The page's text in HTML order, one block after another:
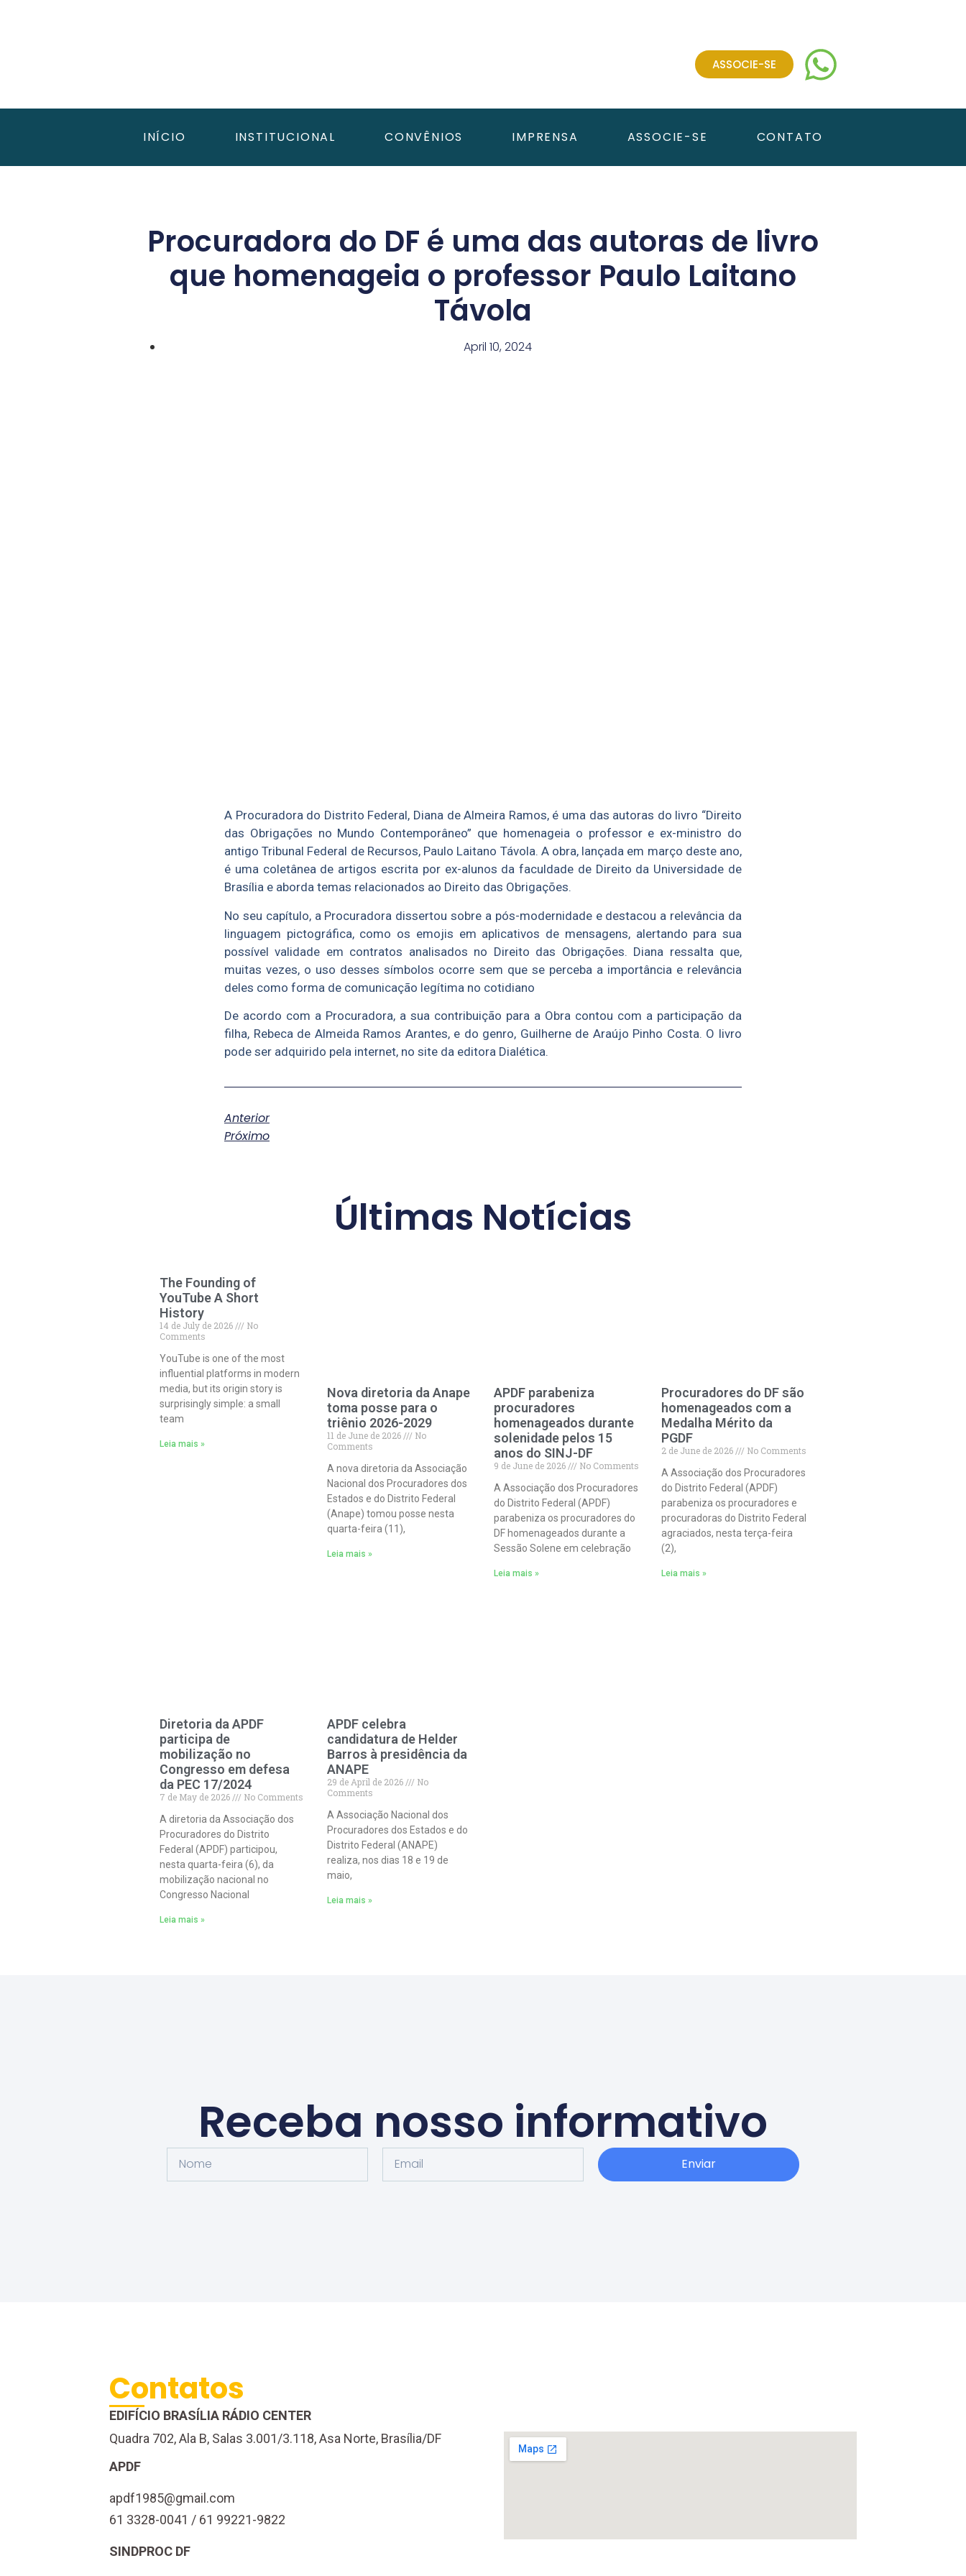
ASSOCIE-SE
INÍCIO INSTITUCIONAL CONVÊNIOS IMPRENSA ASSOCIE-SE CONTATO
Procuradora do DF é uma das autoras de livro
que homenageia o professor Paulo Laitano
Távola
April 10, 2024
A Procuradora do Distrito Federal, Diana de Almeira Ramos, é uma das autoras do livro “Direito
das Obrigações no Mundo Contemporâneo” que homenageia o professor e ex-ministro do
antigo Tribunal Federal de Recursos, Paulo Laitano Távola. A obra, lançada em março deste ano,
é uma coletânea de artigos escrita por ex-alunos da faculdade de Direito da Universidade de
Brasília e aborda temas relacionados ao Direito das Obrigações.
No seu capítulo, a Procuradora dissertou sobre a pós-modernidade e destacou a relevância da
linguagem pictográfica, como os emojis em aplicativos de mensagens, alertando para sua
possível validade em contratos analisados no Direito das Obrigações. Diana ressalta que,
muitas vezes, o uso desses símbolos ocorre sem que se perceba a importância e relevância
deles como forma de comunicação legítima no cotidiano
De acordo com a Procuradora, a sua contribuição para a Obra contou com a participação da
filha, Rebeca de Almeida Ramos Arantes, e do genro, Guilherne de Araújo Pinho Costa. O livro
pode ser adquirido pela internet, no site da editora Dialética.
Anterior
Próximo
Últimas Notícias
The Founding of
YouTube A Short
History
14 de July de 2026
No
Comments
YouTube is one of the most
influential platforms in modern
media, but its origin story is
surprisingly simple: a small
team
Leia mais »
Nova diretoria da Anape
toma posse para o
triênio 2026-2029
11 de June de 2026
No
Comments
A nova diretoria da Associação
Nacional dos Procuradores dos
Estados e do Distrito Federal
(Anape) tomou posse nesta
quarta-feira (11),
Leia mais »
APDF parabeniza
procuradores
homenageados durante
solenidade pelos 15
anos do SINJ-DF
9 de June de 2026
No Comments
A Associação dos Procuradores
do Distrito Federal (APDF)
parabeniza os procuradores do
DF homenageados durante a
Sessão Solene em celebração
Leia mais »
Procuradores do DF são
homenageados com a
Medalha Mérito da
PGDF
2 de June de 2026
No Comments
A Associação dos Procuradores
do Distrito Federal (APDF)
parabeniza os procuradores e
procuradoras do Distrito Federal
agraciados, nesta terça-feira
(2),
Leia mais »
Diretoria da APDF
participa de
mobilização no
Congresso em defesa
da PEC 17/2024
7 de May de 2026
No Comments
A diretoria da Associação dos
Procuradores do Distrito
Federal (APDF) participou,
nesta quarta-feira (6), da
mobilização nacional no
Congresso Nacional
Leia mais »
APDF celebra
candidatura de Helder
Barros à presidência da
ANAPE
29 de April de 2026
No
Comments
A Associação Nacional dos
Procuradores dos Estados e do
Distrito Federal (ANAPE)
realiza, nos dias 18 e 19 de
maio,
Leia mais »
Receba nosso informativo
Enviar
Contatos
EDIFÍCIO BRASÍLIA RÁDIO CENTER
Quadra 702, Ala B, Salas 3.001/3.118, Asa Norte, Brasília/DF
APDF
apdf1985@gmail.com
61 3328-0041 / 61 99221-9822
SINDPROC DF